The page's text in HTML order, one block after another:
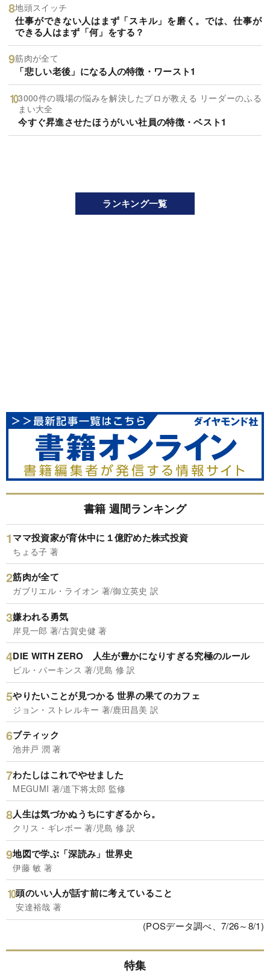
地頭スイッチ
仕事ができない人はまず「スキル」を磨く。では、仕事が
できる人はまず「何」をする？
筋肉が全て
「悲しい老後」になる人の特徴・ワースト1
3000件の職場の悩みを解決したプロが教える リーダーのふる
まい大全
今すぐ昇進させたほうがいい社員の特徴・ベスト1
ランキング一覧
書籍 週間ランキング
ママ投資家が育休中に１億貯めた株式投資
ちょる子 著
筋肉が全て
ガブリエル・ライオン 著/御立英史 訳
嫌われる勇気
岸見一郎 著/古賀史健 著
DIE WITH ZERO 人生が豊かになりすぎる究極のルール
ビル・パーキンス 著/児島 修 訳
やりたいことが見つかる 世界の果てのカフェ
ジョン・ストレルキー 著/鹿田昌美 訳
ブティック
池井戸 潤 著
わたしはこれでやせました
MEGUMI 著/道下将太郎 監修
人生は気づかぬうちにすぎるから。
クリス・ギレボー 著/児島 修 訳
地図で学ぶ「深読み」世界史
伊藤 敏 著
頭のいい人が話す前に考えていること
安達裕哉 著
(POSデータ調べ、7/26～8/1)
特集